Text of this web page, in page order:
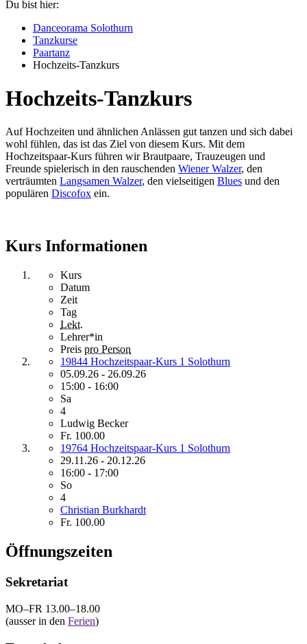
Du bist hier:
Danceorama Solothurn
Tanzkurse
Paartanz
Hochzeits-Tanzkurs
Hochzeits-Tanzkurs
Auf Hochzeiten und ähnlichen Anlässen gut tanzen und sich dabei
wohl fühlen, das ist das Ziel von diesem Kurs. Mit dem
Hochzeitspaar-Kurs führen wir Brautpaare, Trauzeugen und
Freunde spielerisch in den rauschenden Wiener Walzer, den
verträumten Langsamen Walzer, den vielseitigen Blues und den
populären Discofox ein.
Kurs Informationen
Kurs
Datum
Zeit
Tag
Lekt.
Lehrer*in
Preis pro Person
19844 Hochzeitspaar-Kurs 1 Solothurn
05.09.26 - 26.09.26
15:00 - 16:00
Sa
4
Ludwig Becker
Fr. 100.00
19764 Hochzeitspaar-Kurs 1 Solothurn
29.11.26 - 20.12.26
16:00 - 17:00
So
4
Christian Burkhardt
Fr. 100.00
Öffnungszeiten
Sekretariat
MO–FR 13.00–18.00
(ausser in den Ferien)